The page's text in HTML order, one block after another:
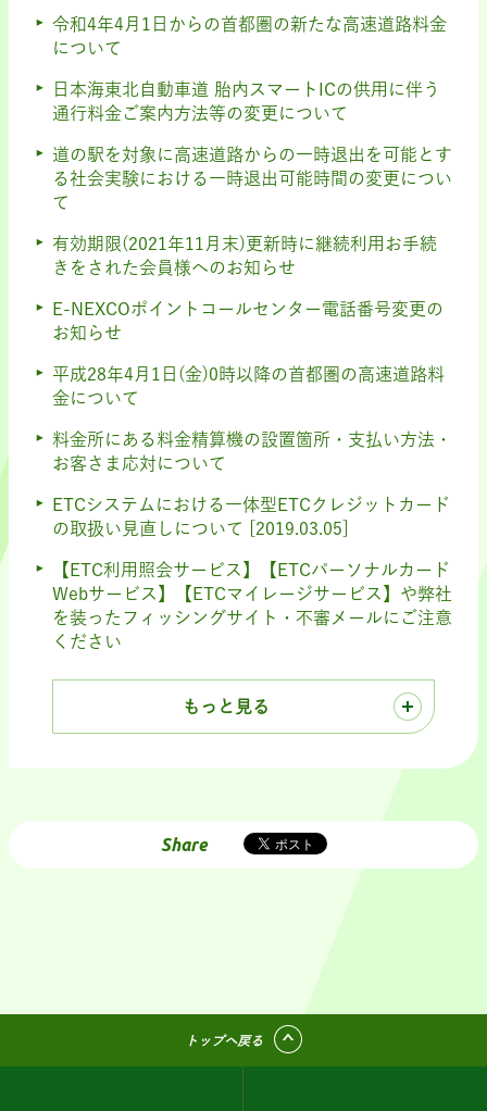
令和4年4月1日からの首都圏の新たな高速道路料金
について
日本海東北自動車道 胎内スマートICの供用に伴う
通行料金ご案内方法等の変更について
道の駅を対象に高速道路からの一時退出を可能とす
る社会実験における一時退出可能時間の変更につい
て
有効期限(2021年11月末)更新時に継続利用お手続
きをされた会員様へのお知らせ
E-NEXCOポイントコールセンター電話番号変更の
お知らせ
平成28年4月1日(金)0時以降の首都圏の高速道路料
金について
料金所にある料金精算機の設置箇所・支払い方法・
お客さま応対について
ETCシステムにおける一体型ETCクレジットカード
の取扱い見直しについて [2019.03.05]
【ETC利用照会サービス】【ETCパーソナルカード
Webサービス】【ETCマイレージサービス】や弊社
を装ったフィッシングサイト・不審メールにご注意
ください
もっと見る
Share
トップへ戻る